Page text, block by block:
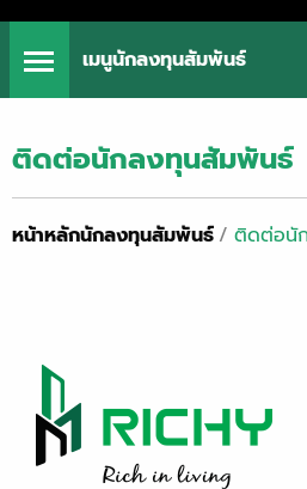
เมนูนักลงทุนสัมพันธ์
ติดต่อนักลงทุนสัมพันธ์
หน้าหลักนักลงทุนสัมพันธ์ / ติดต่อนั